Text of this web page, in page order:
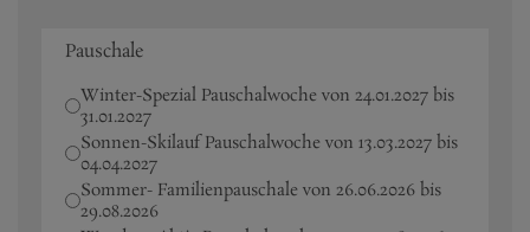
Pauschale
Winter-Spezial Pauschalwoche von 24.01.2027 bis
31.01.2027
Sonnen-Skilauf Pauschalwoche von 13.03.2027 bis
04.04.2027
Sommer- Familienpauschale von 26.06.2026 bis
29.08.2026